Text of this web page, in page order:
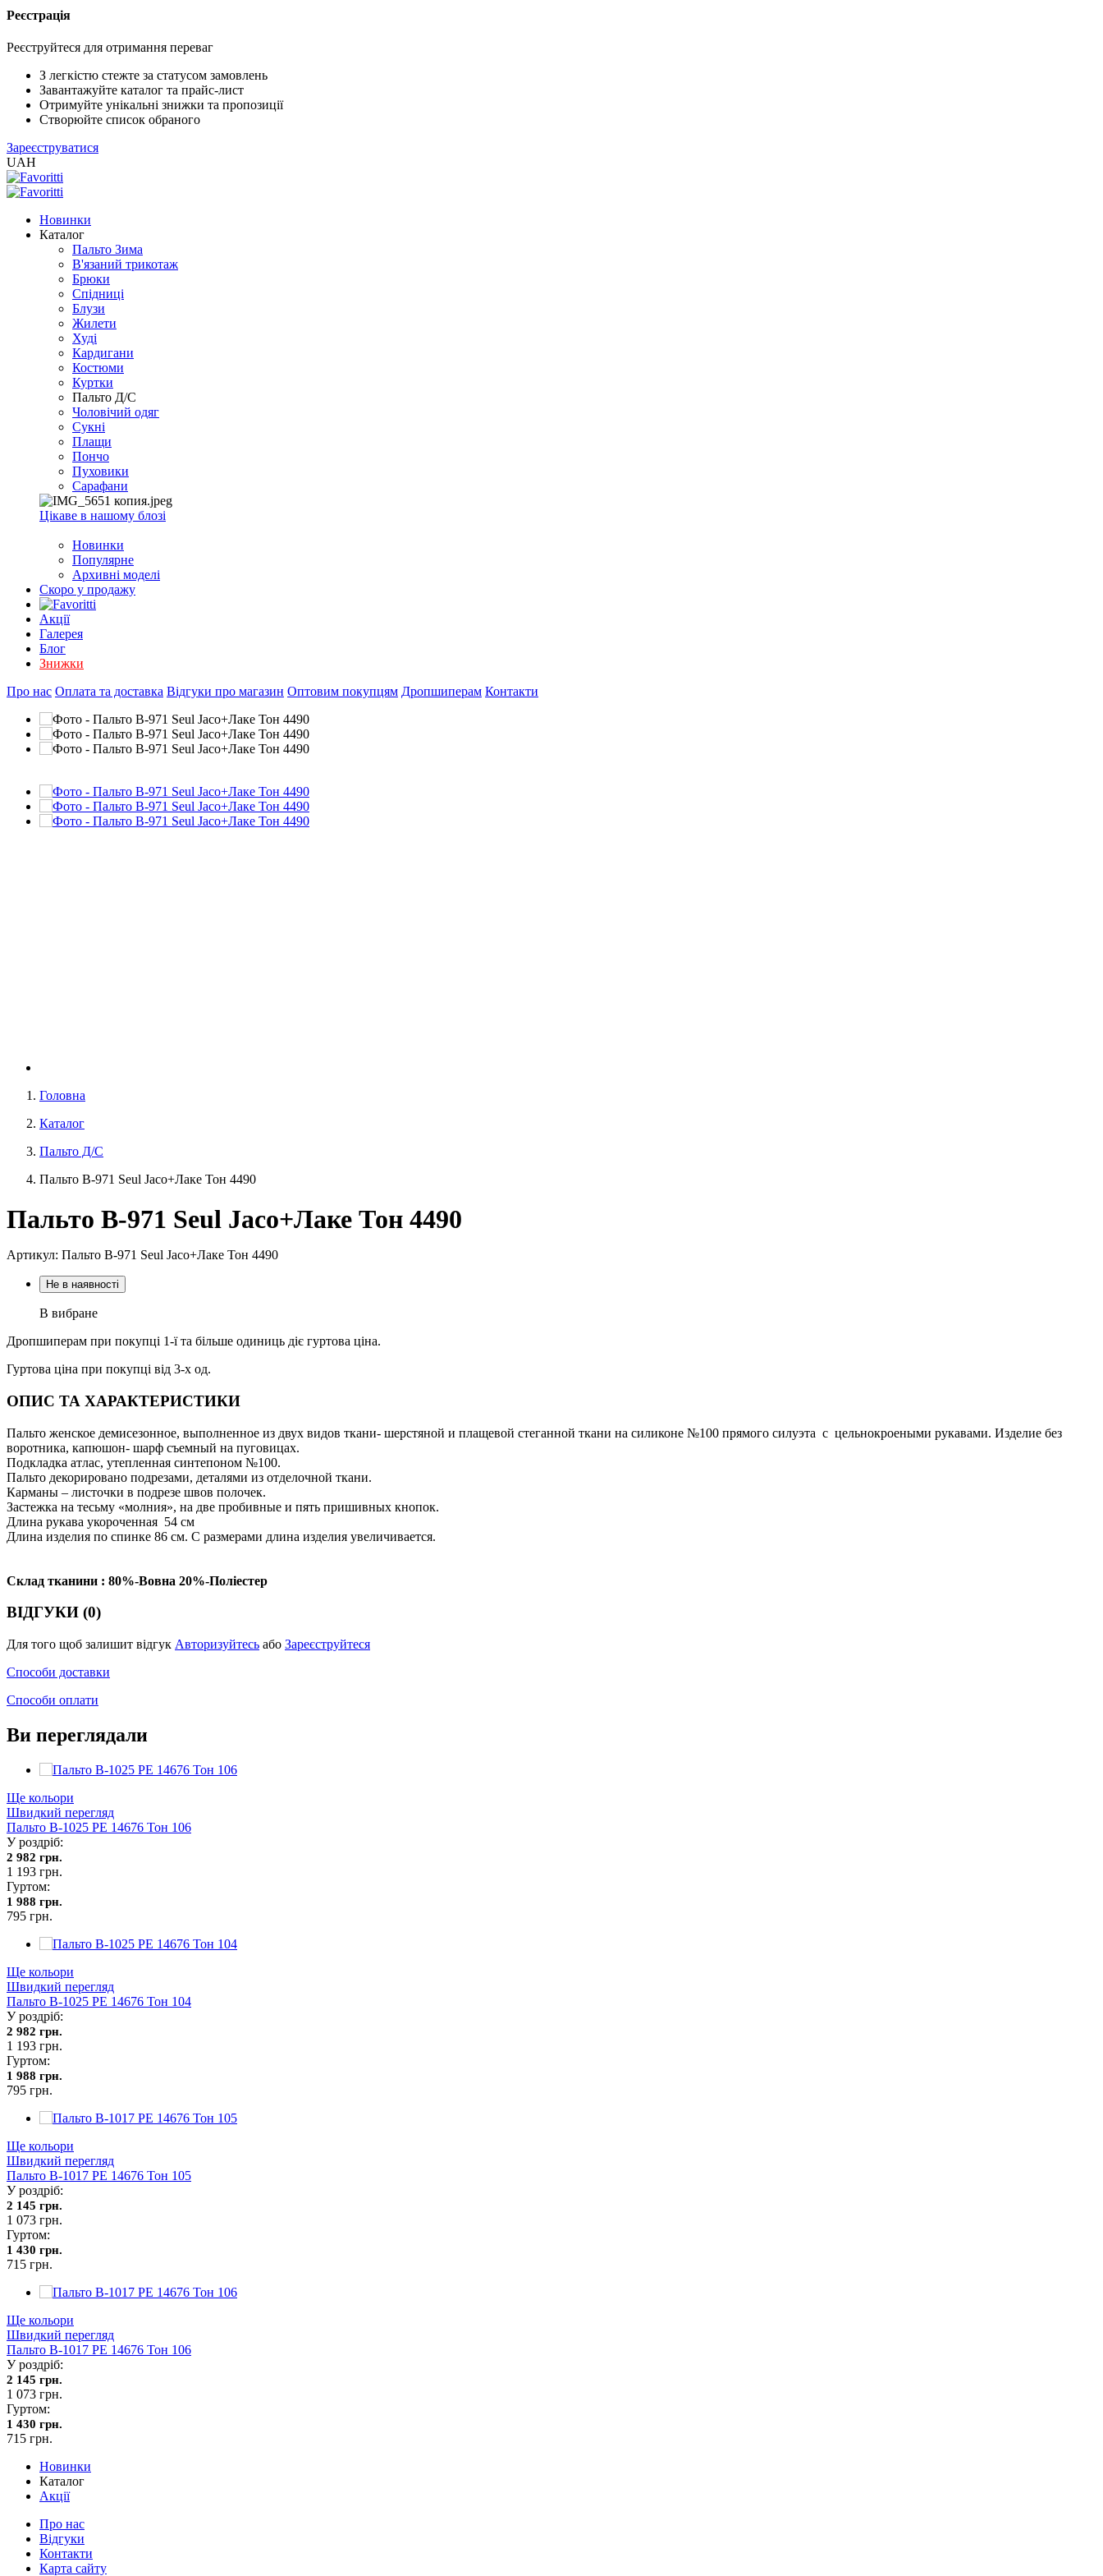
Реєстрація
Реєструйтеся для отримання переваг
З легкістю стежте за статусом замовлень
Завантажуйте каталог та прайс-лист
Отримуйте унікальні знижки та пропозиції
Створюйте список обраного
Зареєструватися
UAH
Новинки
Каталог
Пальто Зима
В'язаний трикотаж
Брюки
Спідниці
Блузи
Жилети
Худі
Кардигани
Костюми
Куртки
Пальто Д/С
Чоловічий одяг
Сукні
Плащи
Пончо
Пуховики
Сарафани
Цікаве в нашому блозі
Новинки
Популярне
Архивні моделі
Скоро у продажу
Акції
Галерея
Блог
Знижки
Про нас Оплата та доставка Відгуки про магазин Оптовим покупцям Дропшиперам Контакти
Головна
Каталог
Пальто Д/С
Пальто В-971 Seul Jaco+Лаке Тон 4490
Пальто В-971 Seul Jaco+Лаке Тон 4490
Артикул: Пальто В-971 Seul Jaco+Лаке Тон 4490
Не в наявності
В вибране
Дропшиперам при покупці 1-ї та більше одиниць діє гуртова ціна.
Гуртова ціна при покупці від 3-х од.
ОПИС ТА ХАРАКТЕРИСТИКИ
Пальто женское демисезонное, выполненное из двух видов ткани- шерстяной и плащевой стеганной ткани на силиконе №100 прямого силуэта с цельнокроеными рукавами. Изделие без
воротника, капюшон- шарф съемный на пуговицах.
Подкладка атлас, утепленная синтепоном №100.
Пальто декорировано подрезами, деталями из отделочной ткани.
Карманы – листочки в подрезе швов полочек.
Застежка на тесьму «молния», на две пробивные и пять пришивных кнопок.
Длина рукава укороченная 54 см
Длина изделия по спинке 86 см. С размерами длина изделия увеличивается.
Склад тканини : 80%-Вовна 20%-Поліестер
ВІДГУКИ (0)
Для того щоб залишит відгук Авторизуйтесь або Зареєструйтеся
Способи доставки
Способи оплати
Ви переглядали
Ще кольори
Швидкий перегляд
Пальто В-1025 PE 14676 Тон 106
У роздріб:
2 982 грн.
1 193 грн.
Гуртом:
1 988 грн.
795 грн.
Ще кольори
Швидкий перегляд
Пальто В-1025 PE 14676 Тон 104
У роздріб:
2 982 грн.
1 193 грн.
Гуртом:
1 988 грн.
795 грн.
Ще кольори
Швидкий перегляд
Пальто В-1017 PE 14676 Тон 105
У роздріб:
2 145 грн.
1 073 грн.
Гуртом:
1 430 грн.
715 грн.
Ще кольори
Швидкий перегляд
Пальто В-1017 PE 14676 Тон 106
У роздріб:
2 145 грн.
1 073 грн.
Гуртом:
1 430 грн.
715 грн.
Новинки
Каталог
Акції
Про нас
Відгуки
Контакти
Карта сайту
/
2005
(Розн.)
/
EXCEL
2005
(Опт)
XLSX